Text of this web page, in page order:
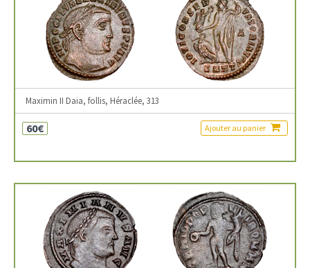
Maximin II Daia, follis, Héraclée, 313
60€ Ajouter au panier